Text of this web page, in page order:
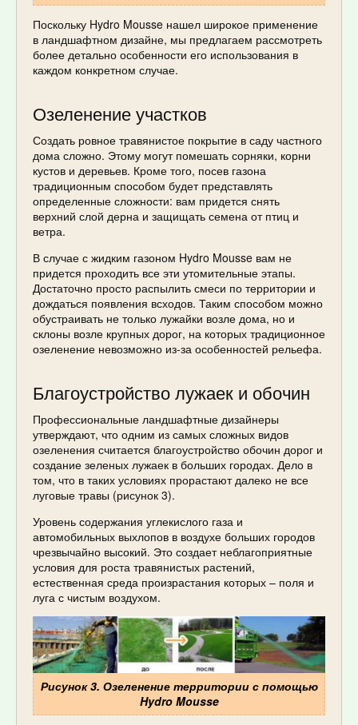
Поскольку Hydro Mousse нашел широкое применение
в ландшафтном дизайне, мы предлагаем рассмотреть
более детально особенности его использования в
каждом конкретном случае.
Озеленение участков
Создать ровное травянистое покрытие в саду частного
дома сложно. Этому могут помешать сорняки, корни
кустов и деревьев. Кроме того, посев газона
традиционным способом будет представлять
определенные сложности: вам придется снять
верхний слой дерна и защищать семена от птиц и
ветра.
В случае с жидким газоном Hydro Mousse вам не
придется проходить все эти утомительные этапы.
Достаточно просто распылить смеси по территории и
дождаться появления всходов. Таким способом можно
обустраивать не только лужайки возле дома, но и
склоны возле крупных дорог, на которых традиционное
озеленение невозможно из-за особенностей рельефа.
Благоустройство лужаек и обочин
Профессиональные ландшафтные дизайнеры
утверждают, что одним из самых сложных видов
озеленения считается благоустройство обочин дорог и
создание зеленых лужаек в больших городах. Дело в
том, что в таких условиях прорастают далеко не все
луговые травы (рисунок 3).
Уровень содержания углекислого газа и
автомобильных выхлопов в воздухе больших городов
чрезвычайно высокий. Это создает неблагоприятные
условия для роста травянистых растений,
естественная среда произрастания которых – поля и
луга с чистым воздухом.
Рисунок 3. Озеленение территории с помощью
Hydro Mousse